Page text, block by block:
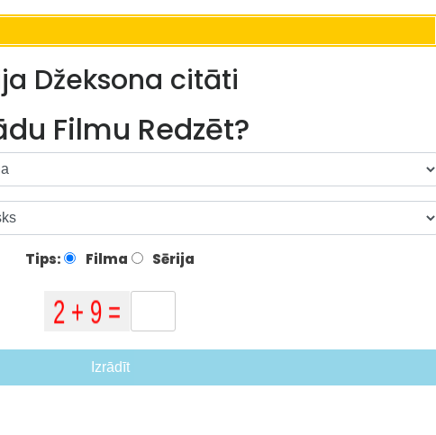
Džeksona citāti
Filmu Redzēt?
Tips: Filma Sērija
Izrādīt